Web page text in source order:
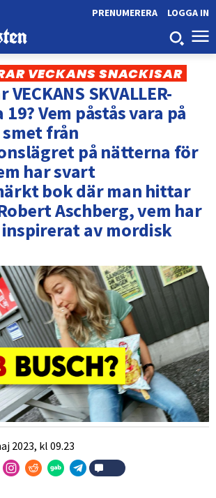
LOGGA IN
PRENUMERERA
VECKANS SNACKISAR
SKVALLER-
19? Vem påstås vara på
från
på nätterna för
har svart
bok där man hittar
Aschberg, vem har
av mordisk
2023, kl 09.23